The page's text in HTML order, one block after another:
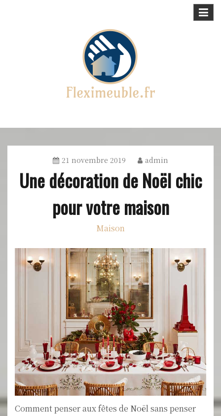
fleximeuble.fr
Maison, meubles & déco !
21 novembre 2019 admin
Une décoration de Noël chic
pour votre maison
Maison
Comment penser aux fêtes de Noël sans penser